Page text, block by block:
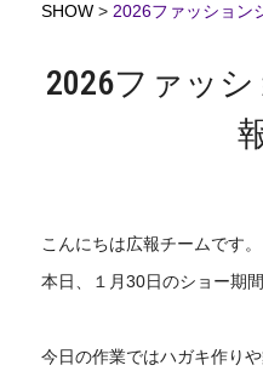
SHOW> 2026ファッション
2026ファッ
こんにちは広報チームです。
本日、１月30日のショー期
今日の作業ではハガキ作り